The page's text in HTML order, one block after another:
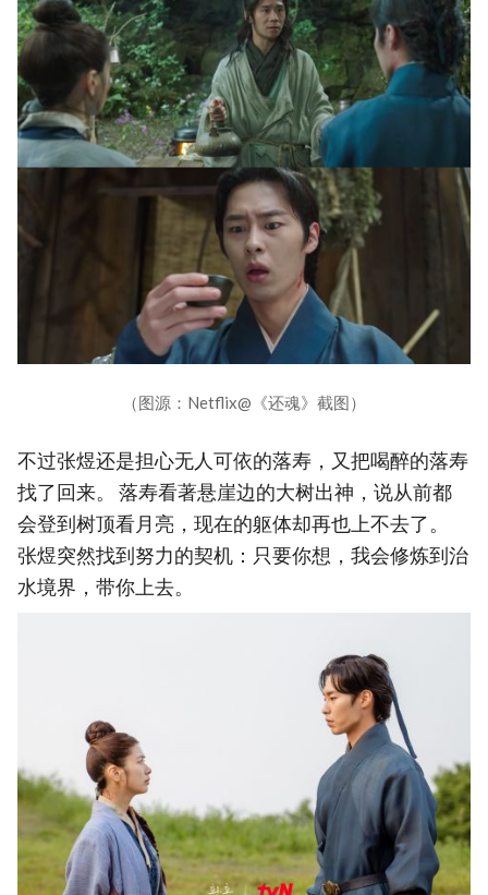
（图源：Netflix@《还魂》截图）
不过张煜还是担心无人可依的落寿，又把喝醉的落寿
找了回来。 落寿看著悬崖边的大树出神，说从前都
会登到树顶看月亮，现在的躯体却再也上不去了。
张煜突然找到努力的契机：只要你想，我会修炼到治
水境界，带你上去。